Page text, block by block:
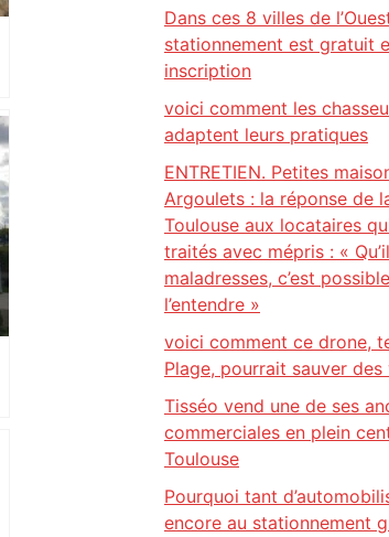
Dans ces 8 villes de
stationnement est gratuit
inscription
voici comment les
adaptent leurs pratiques
ENTRETIEN. Petites
Argoulets : la réponse de
Toulouse aux locataires
traités avec mépris : «
maladresses, c’est
l’entendre »
voici comment ce drone,
Plage, pourrait sauver des
Tisséo vend une de ses
commerciales en plein
Toulouse
Pourquoi tant
encore au stationnement